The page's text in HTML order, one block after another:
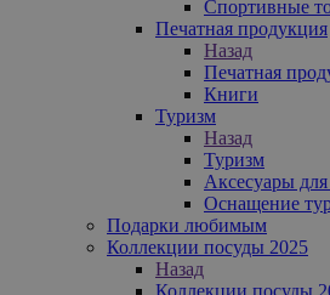
Спортивные
Печатная продукция
Назад
Печатная
Книги
Туризм
Назад
Туризм
Аксесуары
Оснащение
Подарки любимым
Коллекции посуды 2025
Назад
Коллекции посуды